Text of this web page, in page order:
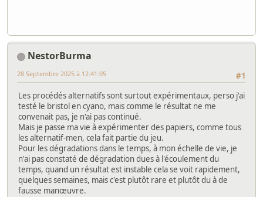
NestorBurma
#1
28 Septembre 2025 à 12:41:05
Les procédés alternatifs sont surtout expérimentaux, perso j'ai
testé le bristol en cyano, mais comme le résultat ne me
convenait pas, je n'ai pas continué.
Mais je passe ma vie à expérimenter des papiers, comme tous
les alternatif-men, cela fait partie du jeu.
Pour les dégradations dans le temps, à mon échelle de vie, je
n'ai pas constaté de dégradation dues à l'écoulement du
temps, quand un résultat est instable cela se voit rapidement,
quelques semaines, mais c'est plutôt rare et plutôt du à de
fausse manœuvre.